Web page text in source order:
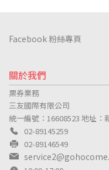
關於我們
票券業務
三友國際有限公司
統一編號：16608523 地址：
02-89145259
02-89146549
Facebook 粉絲專頁